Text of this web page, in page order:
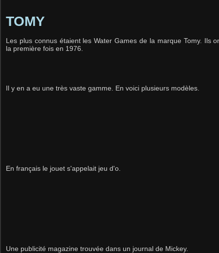
TOMY
Les plus connus étaient les Water Games de la marque Tomy. Ils
la première fois en 1976.
Il y en a eu une très vaste gamme. En voici plusieurs modèles.
En français le jouet s'appelait jeu d'o.
Une publicité magazine trouvée dans un journal de Mickey.